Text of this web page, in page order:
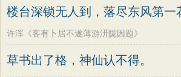
楼台深锁无人到，落尽东风第一
许浑《客有卜居不遂薄游汧陇因题》
草书出了格，神仙认不得。